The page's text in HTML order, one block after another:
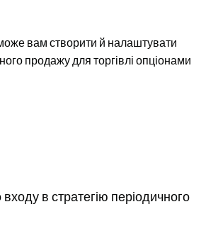
вам створити й налаштувати
продажу для торгівлі опціонами
в стратегію періодичного